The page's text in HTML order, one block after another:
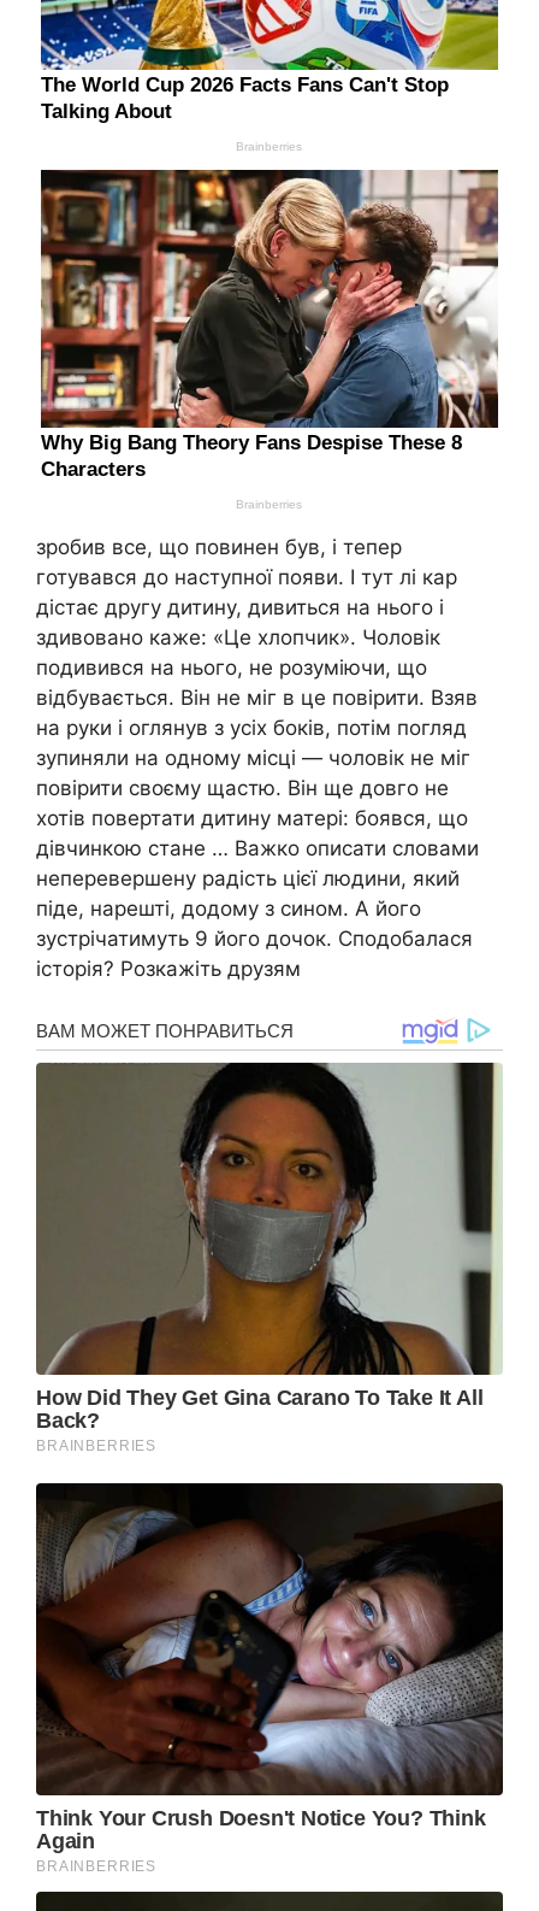
зробив все, що повинен був, і тепер
готувався до наступної появи. І тут лі кар
дістає другу дитину, дивиться на нього і
здивовано каже: «Це хлопчик». Чоловік
подивився на нього, не розуміючи, що
відбувається. Він не міг в це повірити. Взяв
на руки і оглянув з усіх боків, потім погляд
зупиняли на одному місці — чоловік не міг
повірити своєму щастю. Він ще довго не
хотів повертати дитину матері: боявся, що
дівчинкою стане … Важко описати словами
неперевершену радість цієї людини, який
піде, нарешті, додому з сином. А його
зустрічатимуть 9 його дочок. Сподобалася
історія? Розкажіть друзям